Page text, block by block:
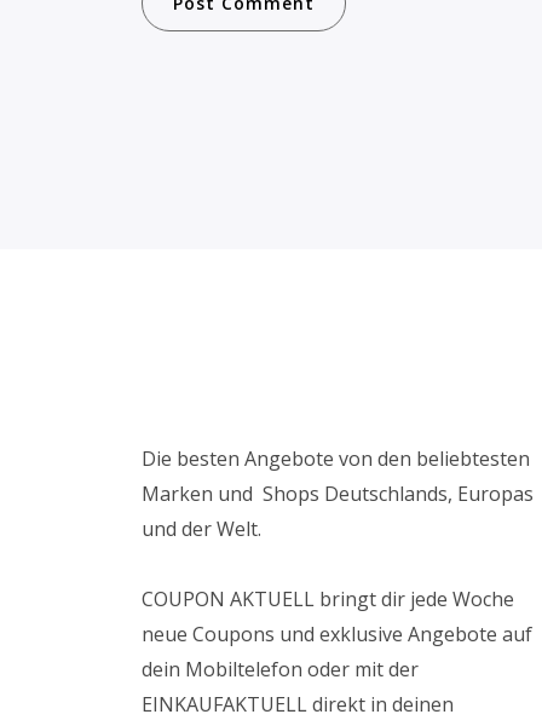
Die besten Angebote von den beliebtesten
Marken und Shops Deutschlands, Europas
und der Welt.
COUPON AKTUELL bringt dir jede Woche
neue Coupons und exklusive Angebote auf
dein Mobiltelefon oder mit der
EINKAUFAKTUELL direkt in deinen